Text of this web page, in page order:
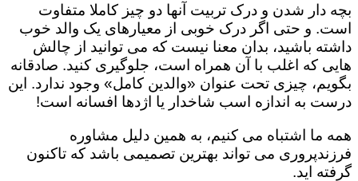
بچه دار شدن و درک تربیت آنها دو چیز کاملا متفاوت
است. و حتی اگر درک خوبی از معیارهای یک والد خوب
داشته باشید، بدان معنا نیست که می توانید از چالش
هایی که اغلب با آن همراه است، جلوگیری کنید. صادقانه
بگویم، چیزی تحت عنوان «والدین کامل» وجود ندارد. این
درست به اندازه اسب شاخدار یا اژدها افسانه است!
همه ما اشتباه می کنیم، به همین دلیل مشاوره
فرزندپروری می تواند بهترین تصمیمی باشد که تاکنون
گرفته اید.